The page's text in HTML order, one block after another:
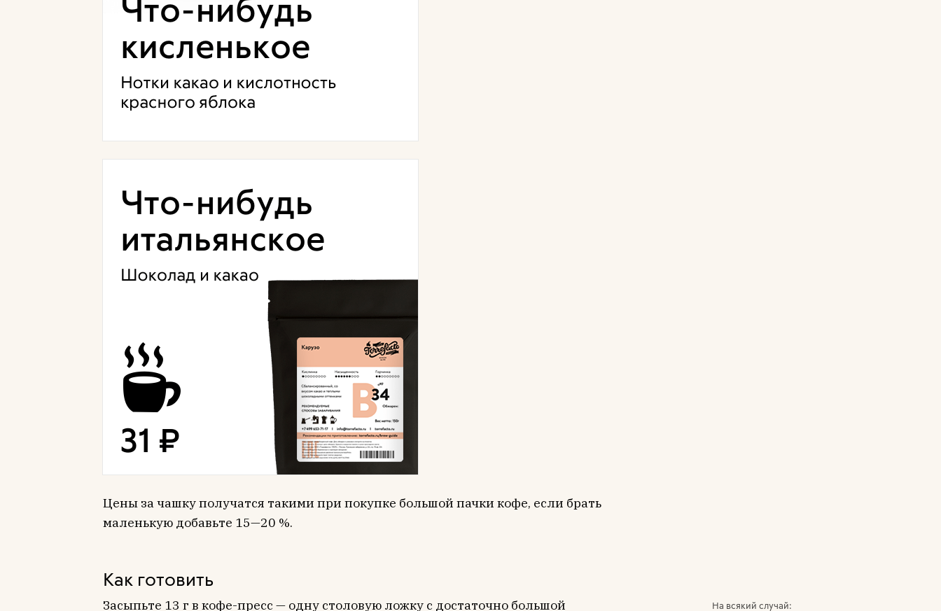
Цены за чашку получатся такими при покупке большой пачки кофе, если брать
маленькую добавьте 15—20 %.
Как готовить
На всякий случай:
Засыпьте 13 г в кофе-пресс — одну столовую ложку с достаточно большой